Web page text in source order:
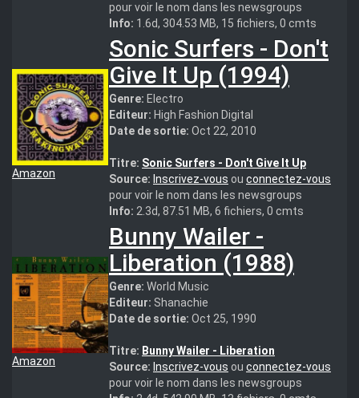
pour voir le nom dans les newsgroups
Info: 1.6d, 304.53 MB, 15 fichiers, 0 cmts
Amazon
Sonic Surfers - Don't
Give It Up (1994)
Genre: Electro
Editeur: High Fashion Digital
Date de sortie: Oct 22, 2010
Titre: Sonic Surfers - Don't Give It Up
Source: Inscrivez-vous ou connectez-vous
pour voir le nom dans les newsgroups
Info: 2.3d, 87.51 MB, 6 fichiers, 0 cmts
Amazon
Bunny Wailer -
Liberation (1988)
Genre: World Music
Editeur: Shanachie
Date de sortie: Oct 25, 1990
Titre: Bunny Wailer - Liberation
Source: Inscrivez-vous ou connectez-vous
pour voir le nom dans les newsgroups